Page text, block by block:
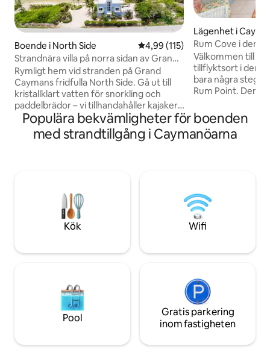
Boende i North Side 4,99 av 5 i genomsnittligt
4,99 (115)
Strandnära villa på norra sidan av Grand
Cayman
Rymligt hem vid stranden på Grand
Caymans fridfulla North Side. Gå ut till
kristallklart vatten för snorkling och
paddelbrädor – vi tillhandahåller kajaker,
paddelbrädor och snorkelutrustning. 4
sovrum med eget badrum plus två
bäddsoffor i vardagsrummet, takterrass
1,6 km bort. Stormarknad i Savannah (ca
20 min). Restauranger och barer @
Kaibo & Rum Point (ca 15 min). Resesäng
och barnspel finns tillgängliga.
Lägenhet i
Rum Cove i den
havsutsikt
Välkommen till
tillflyktsort i den
bara några steg
Rum Point. Denna ljusa och luftiga 1-
triplex och
utsikt. Oavsett
uteplatsen,
resenärer eller
efter en lugn
av Cayman Kai
Populära bekvämligheter för boenden
med strandtillgång i Caymanöarna
Kök Wifi
Pool
Gratis parkering
inom fastigheten